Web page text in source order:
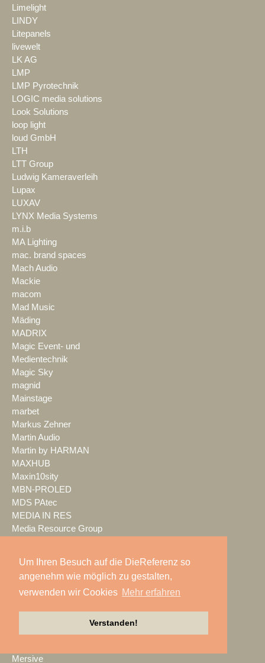
Um Ihren Besuch auf die DieReferenz so
angenehm wie möglich zu gestalten,
verwenden wir Cookies Mehr erfahren
Verstanden!
Limelight
LINDY
Litepanels
livewelt
LK AG
LMP
LMP Pyrotechnik
LOGIC media solutions
Look Solutions
loop light
loud GmbH
LTH
LTT Group
Ludwig Kameraverleih
Lupax
LUXAV
LYNX Media Systems
m.i.b
MA Lighting
mac. brand spaces
Mach Audio
Mackie
macom
Mad Music
Mäding
MADRIX
Magic Event- und
Medientechnik
Magic Sky
magnid
Mainstage
marbet
Markus Zehner
Martin Audio
Martin by HARMAN
MAXHUB
Maxin10sity
MBN-PROLED
MDS PAtec
MEDIA IN RES
Media Resource Group
Mediasystem
MEDIA|tek
MEEVI-rent
MEGATECH
Mersive